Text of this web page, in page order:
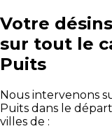
Votre
sur tout le
Puits
Nous intervenons
Puits dans le
villes de :